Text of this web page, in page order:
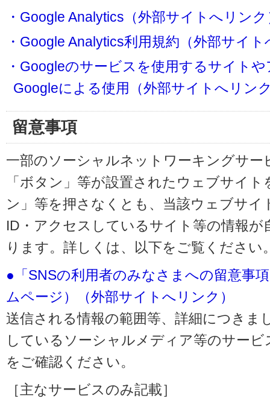
・Google Analytics（外部サイトへリンク
・Google Analytics利用規約（外部サイ
・Googleのサービスを使用するサイト
Googleによる使用（外部サイトへリン
留意事項
一部のソーシャルネットワーキングサー
「ボタン」等が設置されたウェブサイ
ン」等を押さなくとも、当該ウェブサイ
ID・アクセスしているサイト等の情報
ります。詳しくは、以下をご覧ください
●「SNSの利用者のみなさまへの留意事
ムページ）（外部サイトへリンク）
送信される情報の範囲等、詳細につきま
しているソーシャルメディア等のサー
をご確認ください。
［主なサービスのみ記載］